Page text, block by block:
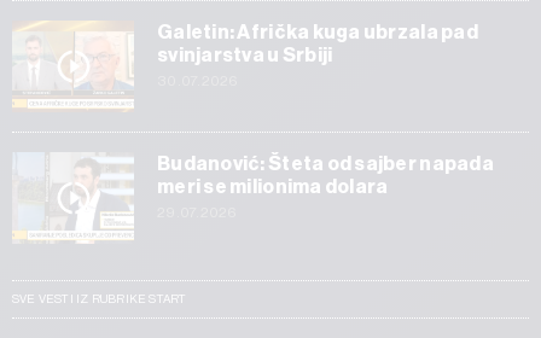
Galetin: Afrička kuga ubrzala pad
svinjarstva u Srbiji
Budanović: Šteta od sajber napada
meri se milionima dolara
SVE VESTI IZ RUBRIKE START